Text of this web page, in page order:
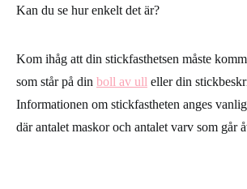
Kan du se hur enkelt det är?
Kom ihåg att din stickfasthetsen måste
som står på din boll av ull eller din
Informationen om stickfastheten anges
där antalet maskor och antalet varv som går